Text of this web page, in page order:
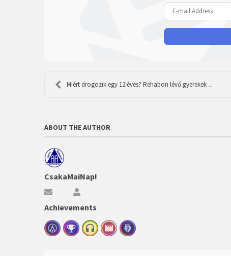
Miért drogozik egy 12 éves? Rehabon lévő gyerekek ...
ABOUT THE AUTHOR
CsakaMaiNap!
Subscribe
updates
from
author
CsakaMaiNap!
Achievements